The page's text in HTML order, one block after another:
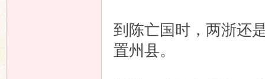
到陈亡国时，两浙还
置州县。